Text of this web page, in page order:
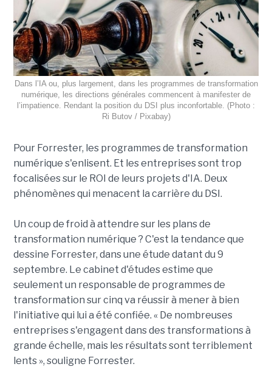
Dans l’IA ou, plus largement, dans les programmes de transformation
numérique, les directions générales commencent à manifester de
l’impatience. Rendant la position du DSI plus inconfortable. (Photo :
Ri Butov / Pixabay)
Pour Forrester, les programmes de transformation
numérique s'enlisent. Et les entreprises sont trop
focalisées sur le ROI de leurs projets d'IA. Deux
phénomènes qui menacent la carrière du DSI.
Un coup de froid à attendre sur les plans de
transformation numérique ? C'est la tendance que
dessine Forrester, dans une étude datant du 9
septembre. Le cabinet d'études estime que
seulement un responsable de programmes de
transformation sur cinq va réussir à mener à bien
l'initiative qui lui a été confiée. « De nombreuses
entreprises s'engagent dans des transformations à
grande échelle, mais les résultats sont terriblement
lents », souligne Forrester.